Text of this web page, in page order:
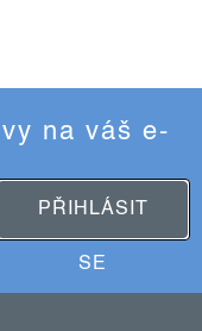
na váš e-
PŘIHLÁSIT
SE